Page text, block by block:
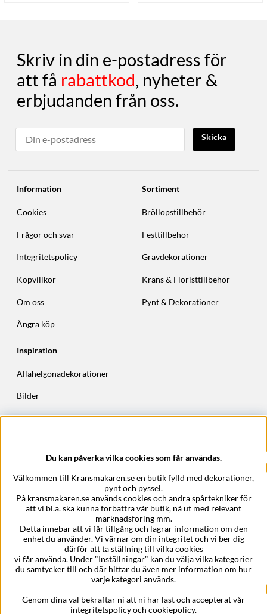
Skriv in din e-postadress för
att få rabattkod, nyheter &
erbjudanden från oss.
Skicka
Information
Cookies
Frågor och svar
Integritetspolicy
Köpvillkor
Om oss
Ångra köp
Sortiment
Bröllopstillbehör
Festtillbehör
Gravdekorationer
Krans & Floristtillbehör
Pynt & Dekorationer
Inspiration
Allahelgonadekorationer
Bilder
Höstkransar
Epost:support@kransmakaren.se
Du kan påverka vilka cookies som får användas.
Välkommen till Kransmakaren.se en butik fylld med dekorationer,
pynt och pyssel.
På kransmakaren.se används cookies och andra spårtekniker för
att vi bl.a. ska kunna förbättra vår butik, nå ut med relevant
marknadsföring mm.
Detta innebär att vi får tillgång och lagrar information om den
enhet du använder. Vi värnar om din integritet och vi ber dig
därför att ta ställning till vilka cookies
vi får använda. Under "Inställningar" kan du välja vilka kategorier
du samtycker till och där hittar du även mer information om hur
varje kategori används.
Genom dina val bekräftar ni att ni har läst och accepterat vår
integritetspolicy och cookiepolicy.